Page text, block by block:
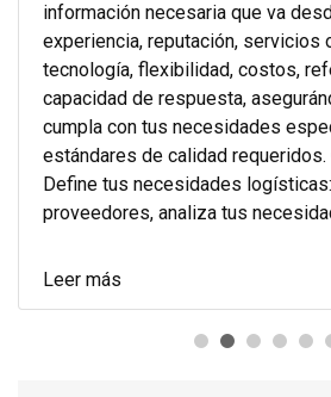
información necesaria que va
experiencia, reputación, servicios
tecnología, flexibilidad, costos,
capacidad de respuesta,
cumpla con tus necesidades
estándares de calidad requeridos.
Define tus necesidades
proveedores, analiza tus
Leer más